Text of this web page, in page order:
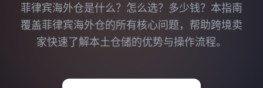
菲律宾海外仓是什么？怎么选？多少钱？本指南
覆盖菲律宾海外仓的所有核心问题，帮助跨境卖
家快速了解本土仓储的优势与操作流程。